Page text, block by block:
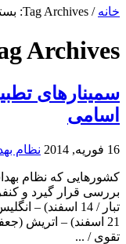
خانه / Tag Archives: بسته های خدماتی
Archives:
سمینارهای
اسامی
16 فوریه, 2014 نظام
کشورهایی که نظام
بررسی قرار گیرد و
تقوی / ...